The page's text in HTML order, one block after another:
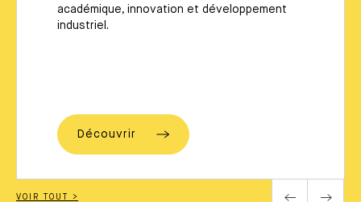
académique, innovation et développement
industriel.
Découvrir
VOIR TOUT >